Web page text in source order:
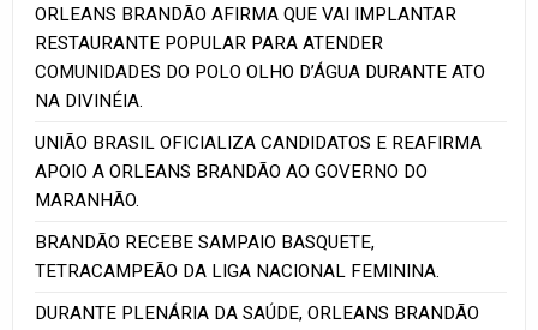
ORLEANS BRANDÃO AFIRMA QUE VAI IMPLANTAR
RESTAURANTE POPULAR PARA ATENDER
COMUNIDADES DO POLO OLHO D’ÁGUA DURANTE ATO
NA DIVINÉIA.
UNIÃO BRASIL OFICIALIZA CANDIDATOS E REAFIRMA
APOIO A ORLEANS BRANDÃO AO GOVERNO DO
MARANHÃO.
BRANDÃO RECEBE SAMPAIO BASQUETE,
TETRACAMPEÃO DA LIGA NACIONAL FEMININA.
DURANTE PLENÁRIA DA SAÚDE, ORLEANS BRANDÃO